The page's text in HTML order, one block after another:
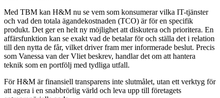
Med TBM kan H&M nu se vem som konsumerar vilka IT-tjänster
och vad den totala ägandekostnaden (TCO) är för en specifik
produkt. Det ger en helt ny möjlighet att diskutera och prioritera. En
affärsfunktion kan se exakt vad de betalar för och ställa det i relation
till den nytta de får, vilket driver fram mer informerade beslut. Precis
som Vanessa van der Vliet beskrev, handlar det om att hantera
teknik som en portfölj med tydliga utfall.
För H&M är finansiell transparens inte slutmålet, utan ett verktyg för
att agera i en snabbrörlig värld och leva upp till företagets